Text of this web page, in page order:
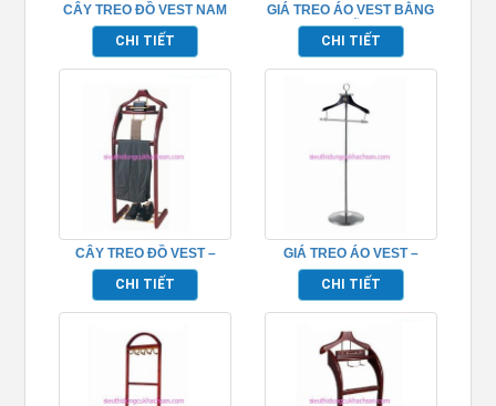
CÂY TREO ĐỒ VEST NAM
– TPK10205
CHI TIẾT
GIÁ TREO ÁO VEST BẰNG
GỖ
CHI TIẾT
CÂY TREO ĐỒ VEST –
TPK10202
CHI TIẾT
GIÁ TREO ÁO VEST –
TPK10206
CHI TIẾT